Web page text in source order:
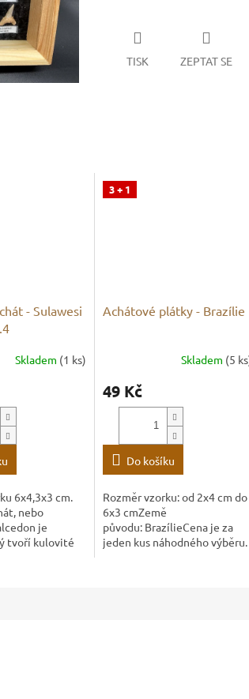
TISK ZEPTAT SE
- Sulawesi
Skladem (1 ks)
6x4,3x3 cm.
nebo
je
tvoří kulovité
3 + 1
Achátové plátky - Brazílie
Skladem (5
49 Kč
Do košíku
Rozměr vzorku: od 2x4 cm do
6x3 cmZemě
původu: BrazílieCena je za
jeden kus náhodného výběru.